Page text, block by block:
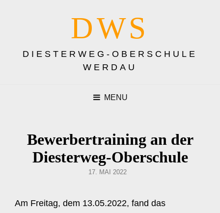
DWS
DIESTERWEG-OBERSCHULE
WERDAU
MENU
Bewerbertraining an der
Diesterweg-Oberschule
POSTED
17. MAI 2022
Am Freitag, dem 13.05.2022, fand das